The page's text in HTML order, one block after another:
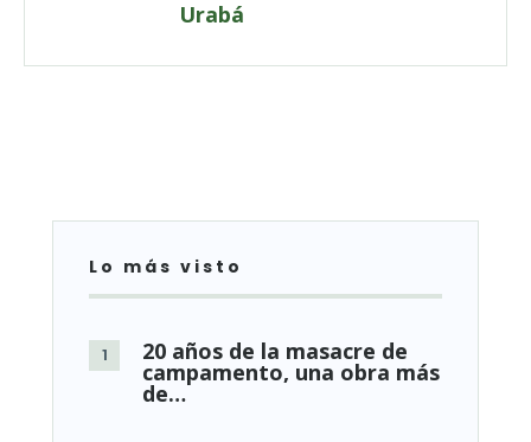
Urabá
Lo más visto
20 años de la masacre de
campamento, una obra más
de…